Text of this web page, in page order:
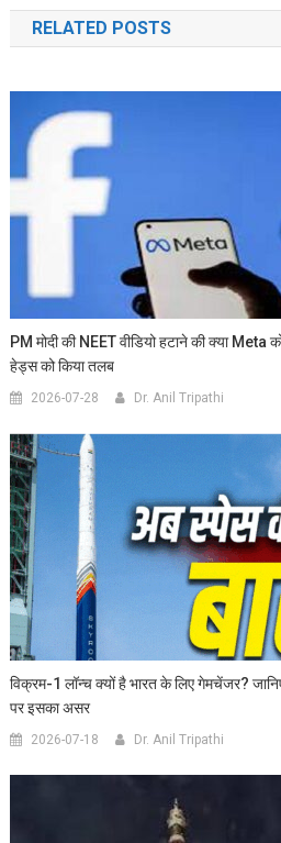
RELATED POSTS
PM मोदी की NEET वीडियो हटाने की क्या Meta
हेड्स को किया तलब
2026-07-28 Dr. Anil Tripathi
विक्रम-1 लॉन्च क्यों है भारत के लिए गेमचेंजर?
पर इसका असर
2026-07-18 Dr. Anil Tripathi